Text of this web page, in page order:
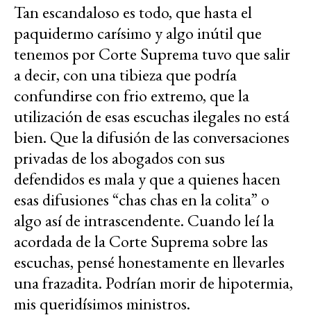
Tan escandaloso es todo, que hasta el
paquidermo carísimo y algo inútil que
tenemos por Corte Suprema tuvo que salir
a decir, con una tibieza que podría
confundirse con frio extremo, que la
utilización de esas escuchas ilegales no está
bien. Que la difusión de las conversaciones
privadas de los abogados con sus
defendidos es mala y que a quienes hacen
esas difusiones “chas chas en la colita” o
algo así de intrascendente. Cuando leí la
acordada de la Corte Suprema sobre las
escuchas, pensé honestamente en llevarles
una frazadita. Podrían morir de hipotermia,
mis queridísimos ministros.